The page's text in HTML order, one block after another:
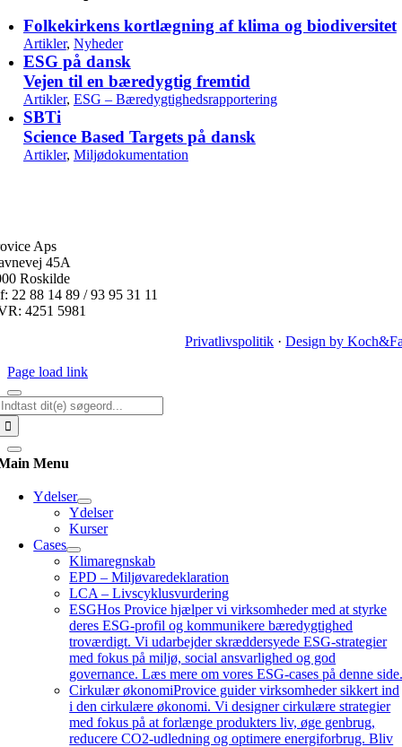
Folkekirkens kortlægning af klima og biodiversitet
Artikler, Nyheder
ESG på dansk
Vejen til en bæredygtig fremtid
Artikler, ESG – Bæredygtighedsrapportering
SBTi
Science Based Targets på dansk
Artikler, Miljødokumentation
Aps
45A
Roskilde
22 88 14 89 / 93 95 31 11
4251 5981
Privatlivspolitik ·Design by
Page load link
Menu
Ydelser
Ydelser
Kurser
Cases
Klimaregnskab
EPD – Miljøvaredeklaration
LCA – Livscyklusvurdering
ESGHos Provice hjælper vi virksomheder med at styrke
deres ESG-profil og kommunikere bæredygtighed
troværdigt. Vi udarbejder skræddersyede ESG-strategier
med fokus på miljø, social ansvarlighed og god
governance. Læs mere om vores ESG-cases på denne
Cirkulær økonomiProvice guider virksomheder sikkert ind
i den cirkulære økonomi. Vi designer cirkulære strategier
med fokus på at forlænge produkters liv, øge genbrug,
reducere CO2-udledning og optimere energiforbrug. Bliv